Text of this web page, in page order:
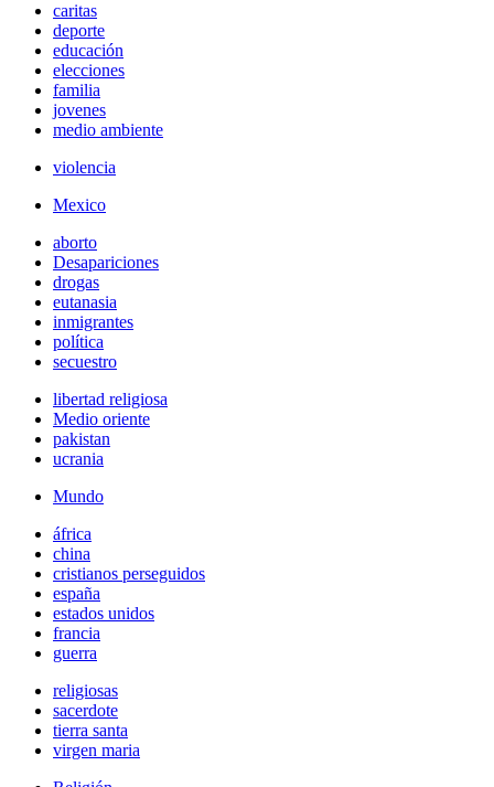
caritas
deporte
educación
elecciones
familia
jovenes
medio ambiente
violencia
Mexico
aborto
Desapariciones
drogas
eutanasia
inmigrantes
política
secuestro
libertad religiosa
Medio oriente
pakistan
ucrania
Mundo
áfrica
china
cristianos perseguidos
españa
estados unidos
francia
guerra
religiosas
sacerdote
tierra santa
virgen maria